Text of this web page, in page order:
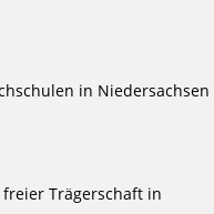
in Niedersachsen
Trägerschaft in